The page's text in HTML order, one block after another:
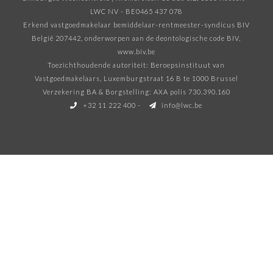
LWC NV - BE0465 437 078
Erkend vastgoedmakelaar bemiddelaar-rentmeester-syndicus BIV
België 207442, onderworpen aan de deontologische code BIV
www.biv.be
Toezichthoudende autoriteit: Beroepsinstituut van
Vastgoedmakelaars, Luxemburgstraat 16 B te 1000 Brussel
Verzekering BA & Borgstelling: AXA polis 730.390.160
+32 11 222 400 - info@lwc.be